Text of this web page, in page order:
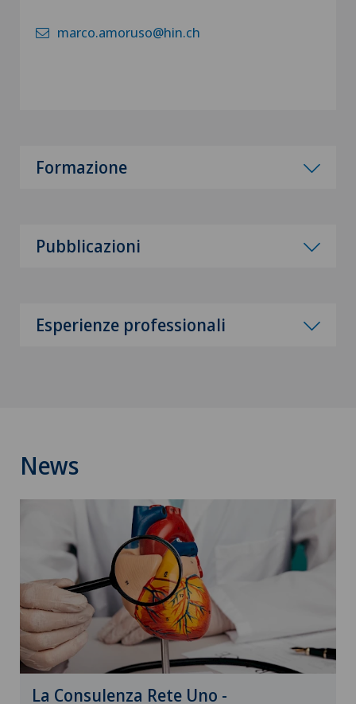
marco.amoruso@hin.ch
Formazione
Pubblicazioni
Esperienze professionali
News
La Consulenza Rete Uno -